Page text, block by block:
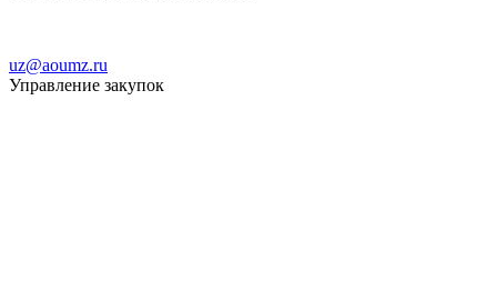
uz@aoumz.ru
Управление закупок